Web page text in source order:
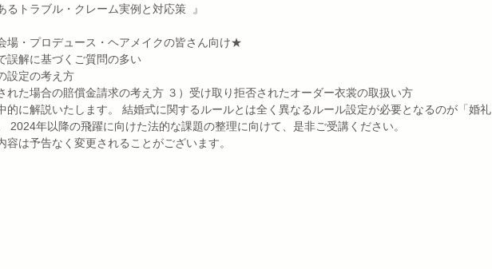
るトラブル・クレーム実例と対応策  』
場・プロデュース・ヘアメイクの皆さん向け★
誤解に基づくご質問の多い
設定の考え方
れた場合の賠償金請求の考え方 ３）受け取り拒否されたオーダー衣裳の取扱い方
的に解説いたします。 結婚式に関するルールとは全く異なるルール設定が必要となるのが「婚礼
2024年以降の飛躍に向けた法的な課題の整理に向けて、是非ご受講ください。
容は予告なく変更されることがございます。